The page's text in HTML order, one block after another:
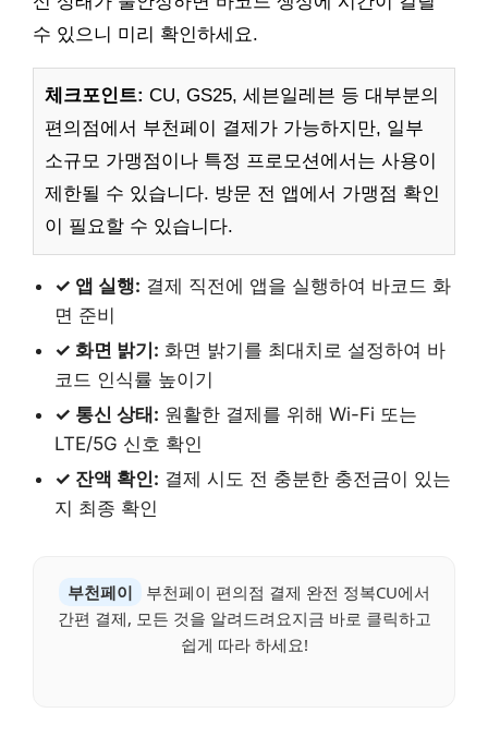
수 있으니 미리 확인하세요.
체크포인트: CU, GS25, 세븐일레븐 등 대부분의
편의점에서 부천페이 결제가 가능하지만, 일부
소규모 가맹점이나 특정 프로모션에서는 사용이
제한될 수 있습니다. 방문 전 앱에서 가맹점 확인
이 필요할 수 있습니다.
✓ 앱 실행: 결제 직전에 앱을 실행하여 바코드 화
면 준비
✓ 화면 밝기: 화면 밝기를 최대치로 설정하여 바
코드 인식률 높이기
✓ 통신 상태: 원활한 결제를 위해 Wi-Fi 또는
LTE/5G 신호 확인
✓ 잔액 확인: 결제 시도 전 충분한 충전금이 있는
지 최종 확인
부천페이
부천페이 편의점 결제 완전 정복CU에서
간편 결제, 모든 것을 알려드려요지금 바로 클릭하고
쉽게 따라 하세요!